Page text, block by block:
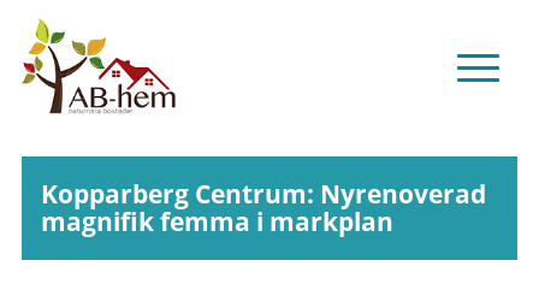
Kopparberg Centrum: Nyrenoverad
magnifik femma i markplan